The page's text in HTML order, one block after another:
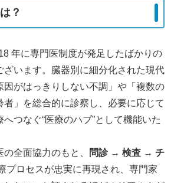
？
年に専門医制度が発足したばかりの
ざいます。臓器別に細分化された現代
因がはっきりしない不調」や「複数の
者」を総合的に診察し、必要に応じて
つなぐ“医療のハブ”として機能いた
全面協力のもと、
問診 → 検査 → チ
プロセスが忠実に再現され、専門家